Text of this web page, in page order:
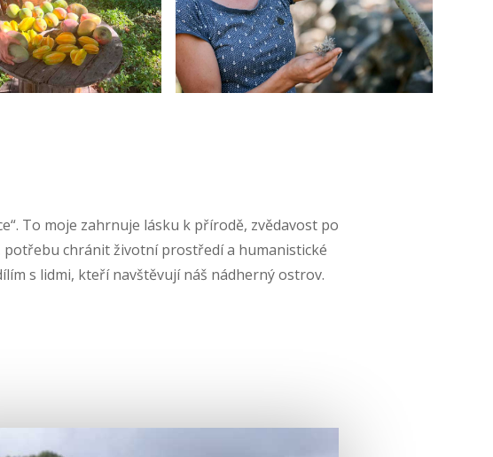
To moje zahrnuje lásku k přírodě, zvědavost po
chránit životní prostředí a humanistické
s lidmi, kteří navštěvují náš nádherný ostrov.